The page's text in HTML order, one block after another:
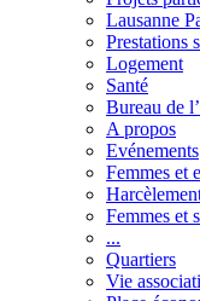
Lausanne
Prestations
Logement
Santé
Bureau de
A propos
Evénements
Femmes et
Femmes et
...
Quartiers
Vie